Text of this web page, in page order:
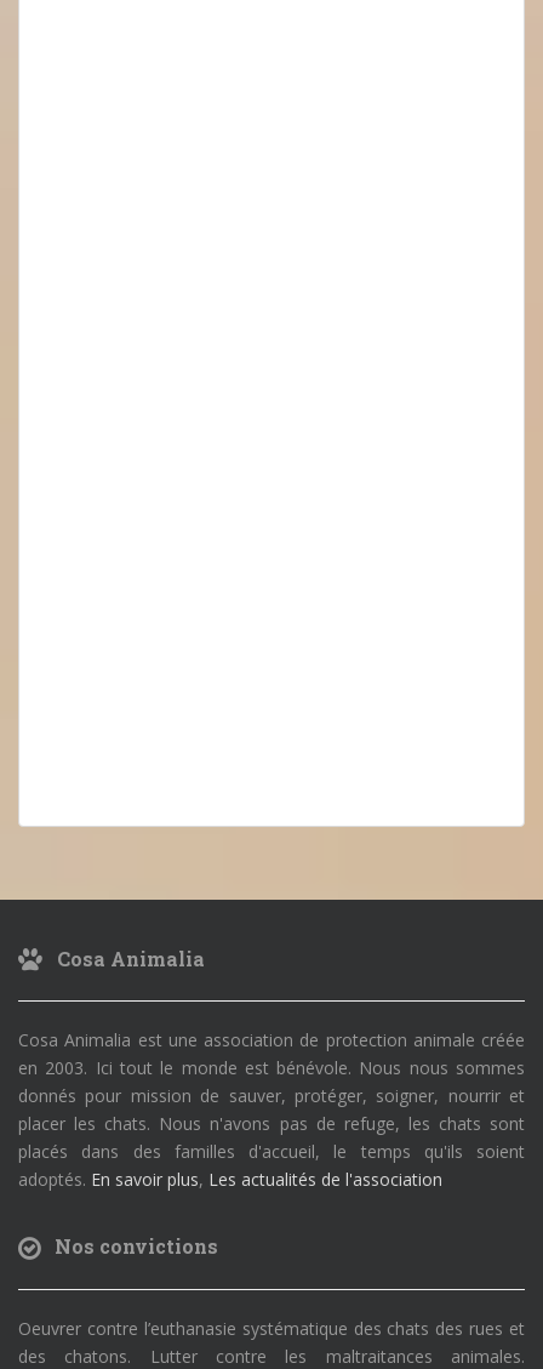
Cosa Animalia
Cosa Animalia est une association de protection animale créée
en 2003. Ici tout le monde est bénévole. Nous nous sommes
donnés pour mission de sauver, protéger, soigner, nourrir et
placer les chats. Nous n'avons pas de refuge, les chats sont
placés dans des familles d'accueil, le temps qu'ils soient
adoptés. En savoir plus, Les actualités de l'association
Nos convictions
Oeuvrer contre l’euthanasie systématique des chats des rues et
des chatons. Lutter contre les maltraitances animales.